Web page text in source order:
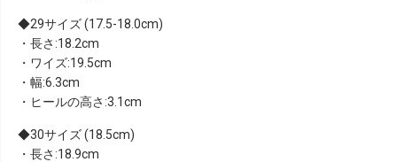
29サイズ (17.5-18.0cm)
・長さ:18.2cm
・ワイズ:19.5cm
・幅:6.3cm
・ヒールの高さ:3.1cm
30サイズ (18.5cm)
・長さ:18.9cm